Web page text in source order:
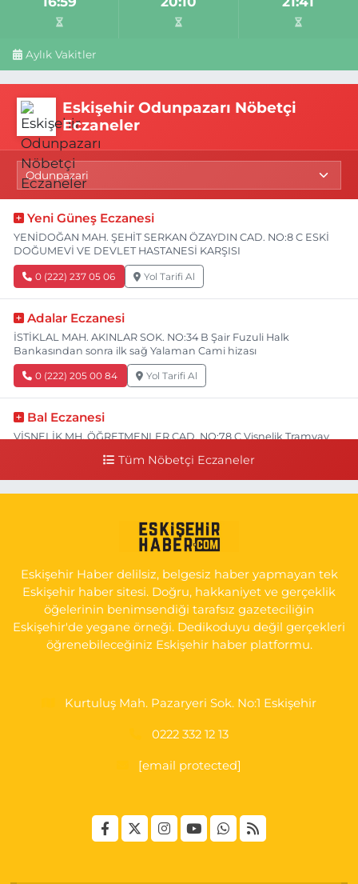
Aylık Vakitler
Eskişehir Odunpazarı Nöbetçi
Eczaneler
Yeni Güneş Eczanesi
YENİDOĞAN MAH. ŞEHİT SERKAN ÖZAYDIN CAD. NO:8 C ESKİ
DOĞUMEVİ VE DEVLET HASTANESİ KARŞISI
0 (222) 237 05 06 Yol Tarifi Al
Adalar Eczanesi
İSTİKLAL MAH. AKINLAR SOK. NO:34 B Şair Fuzuli Halk
Bankasından sonra ilk sağ Yalaman Cami hizası
0 (222) 205 00 84 Yol Tarifi Al
Bal Eczanesi
VİŞNELİK MH. ÖĞRETMENLER CAD. NO:78 C Vişnelik Tramvay
NUH'UN GEMİSİ Veteriner Kliniğinin yanı,ı
GÜLTEPE MAH. HALK CAD. NO:107 C
0 (222) 250 40 50 Yol Tarifi Al
Bizim Eczanesi
EMEK MAH. ERTAŞ CAD.NO:12 A Küçük Sanayi girişi Tarım Kredi
Koop. Market yanı
Tüm Nöbetçi Eczaneler
Eskişehir Haber delilsiz, belgesiz haber yapmayan tek
Eskişehir haber sitesi. Doğru, hakkaniyet ve gerçeklik
öğelerinin benimsendiği tarafsız gazeteciliğin
Eskişehir'de yegane örneği. Dedikoduyu değil gerçekleri
öğrenebileceğiniz Eskişehir haber platformu.
Kurtuluş Mah. Pazaryeri Sok. No:1 Eskişehir
0222 332 12 13
[email protected]